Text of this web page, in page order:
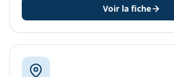
Voir la fiche